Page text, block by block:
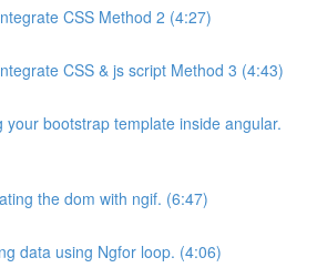
CSS Method 2 (4:27)
CSS & js script Method 3 (4:43)
your bootstrap template inside angular.
the dom with ngif. (6:47)
data using Ngfor loop. (4:06)